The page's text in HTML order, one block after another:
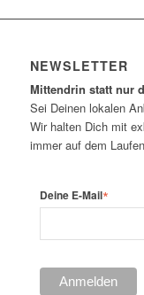
NEWSLETTER
Mittendrin statt nur
Sei Deinen lokalen
Wir halten Dich mit
immer auf dem
Deine E-Mail*